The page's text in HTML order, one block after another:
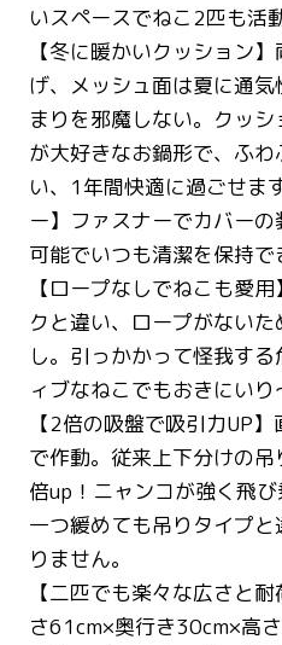
いスペースでねこ2匹も活
【冬に暖かいクッション
げ、メッシュ面は夏に通
まりを邪魔しない。クッ
が大好きなお鍋形で、ふ
い、1年間快適に過ごせま
ー】ファスナーでカバー
可能でいつも清潔を保持で
【ロープなしでねこも愛
クと違い、ロープがない
し。引っかかって怪我す
ィブなねこでもおきにいり
【2倍の吸盤で吸引力UP
で作動。従来上下分けの
倍up！ニャンコが強く飛
一つ緩めても吊りタイプ
りません。
【二匹でも楽々な広さと
さ61cm×奥行き30cm×高